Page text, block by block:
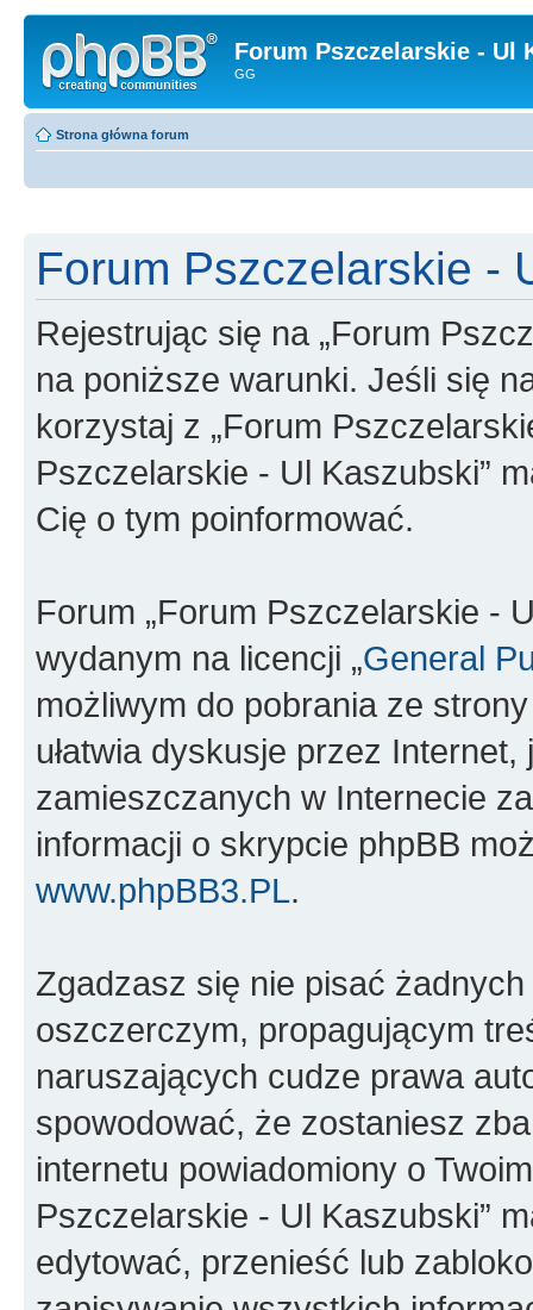
Forum Pszczelarskie - Ul
GG
Strona główna forum
Forum Pszczelarskie -
Rejestrując się na „Forum
na poniższe warunki. Jeśli się
korzystaj z „Forum
Pszczelarskie - Ul Kaszubski”
Cię o tym poinformować.
Forum „Forum Pszczelarskie -
wydanym na licencji „General
możliwym do pobrania ze
ułatwia dyskusje przez
zamieszczanych w Internecie
informacji o skrypcie phpBB
www.phpBB3.PL.
Zgadzasz się nie pisać
oszczerczym, propagującym
naruszających cudze prawa
spowodować, że zostaniesz
internetu powiadomiony o
Pszczelarskie - Ul Kaszubski”
edytować, przenieść lub